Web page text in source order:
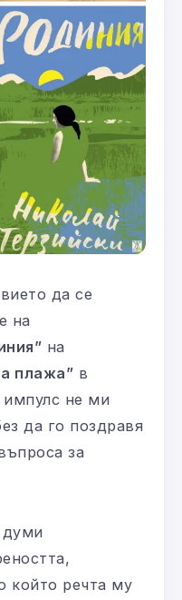
да се
на
на
плажа” в
не ми
да го поздравя
за
който речта му